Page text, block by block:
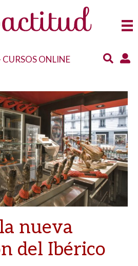
CURSOS ONLINE
la nueva
del Ibérico